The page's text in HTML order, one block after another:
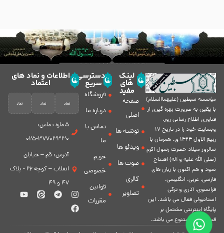
مؤسسه سبطين (عليهماالسلام)
با يقين به ضرورت بهره گیرى از
فناورى اطلاع رسانى روز،
وبسایت خود را در تاريخ 17
ربيع الاول 1424 ق. همزمان با
سالروز ميلاد حضرت رسول اكرم
(صلی الله علیه و آله) افتتاح
نمود و هم اكنون با زبان های
فارسی، عربى، انگلیسی،
فرانسوی، آذری و ترکی
استانبولی فعال مى باشد. اين
پايگاه اينترنتى مشتمل بر
قسمت هاى متنوع مى باشد.
لینک
های
مفید
صفحه
اصلی
نوشته ها
ویدئو ها
صوت ها
گالری
تصاویر
دسترسی
سریع
فروشگاه
درباره ما
تماس با
ما
حریم
خصوصی
قوانین
مقررات
اطلاعات و نماد های
اعتماد
شماره تماس:
37703330-025
آدرس: قم – خیابان
انقلاب – کوچه 26 - پلاک
47 و 49